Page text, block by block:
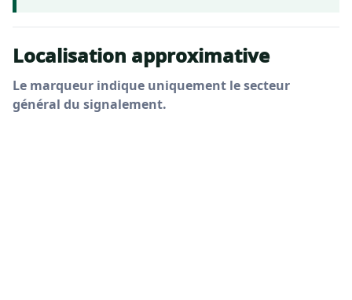
Localisation approximative
Le marqueur indique uniquement le secteur
général du signalement.